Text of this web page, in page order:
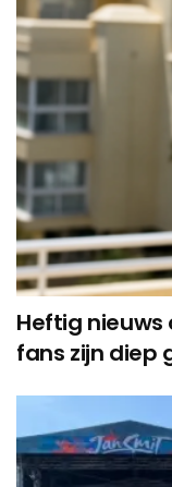
Heftig nieuws
fans zijn diep